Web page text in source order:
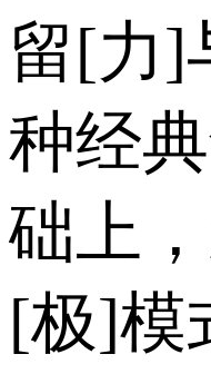
留[力]
种经
础上
[极]模